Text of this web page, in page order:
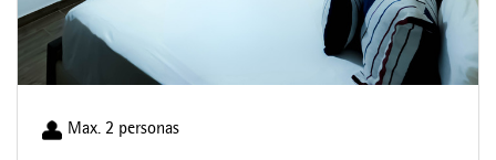
Max. 2 personas